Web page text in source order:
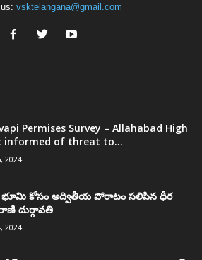
vsktelangana@gmail.com
Permises Survey – Allahabad High
informed of threat to...
2024
కోసం అద్వితీయ పోరాటం సలిపిన ధీర
దుర్గావతి
2024